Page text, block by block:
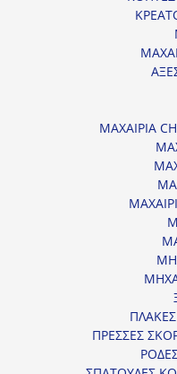
ΜΑΧΑΙΡΙΑ
ΠΡΕΣΣΕΣ